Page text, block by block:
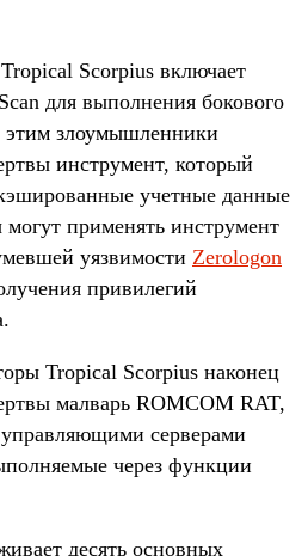
Scorpius включает
для выполнения бокового
злоумышленники
инструмент, который
учетные данные
применять инструмент
уязвимости Zerologon
привилегий
Tropical Scorpius наконец
малварь ROMCOM RAT,
управляющими серверами
через функции
десять основных